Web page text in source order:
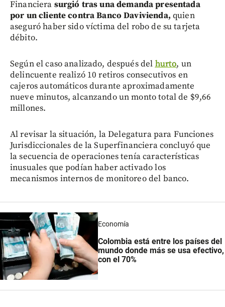
Financiera surgió tras una demanda presentada
por un cliente contra Banco Davivienda, quien
aseguró haber sido víctima del robo de su tarjeta
débito.
Según el caso analizado, después del hurto, un
delincuente realizó 10 retiros consecutivos en
cajeros automáticos durante aproximadamente
nueve minutos, alcanzando un monto total de $9,66
millones.
Al revisar la situación, la Delegatura para Funciones
Jurisdiccionales de la Superfinanciera concluyó que
la secuencia de operaciones tenía características
inusuales que podían haber activado los
mecanismos internos de monitoreo del banco.
Economía
Colombia está entre los países del
mundo donde más se usa efectivo,
con el 70%